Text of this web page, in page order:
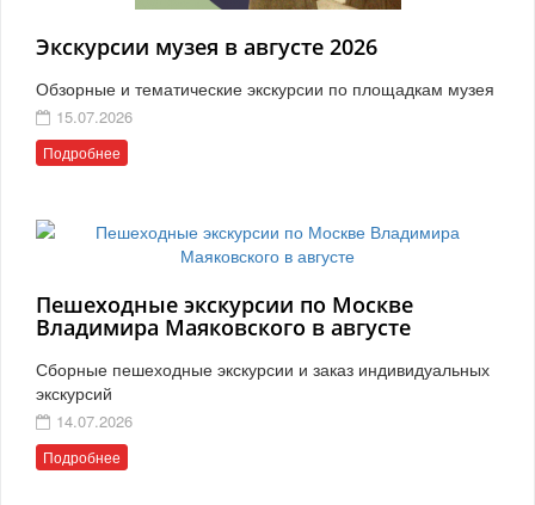
Экскурсии музея в августе 2026
Обзорные и тематические экскурсии по площадкам музея
15.07.2026
Подробнее
Пешеходные экскурсии по Москве
Владимира Маяковского в августе
Сборные пешеходные экскурсии и заказ индивидуальных
экскурсий
14.07.2026
Подробнее